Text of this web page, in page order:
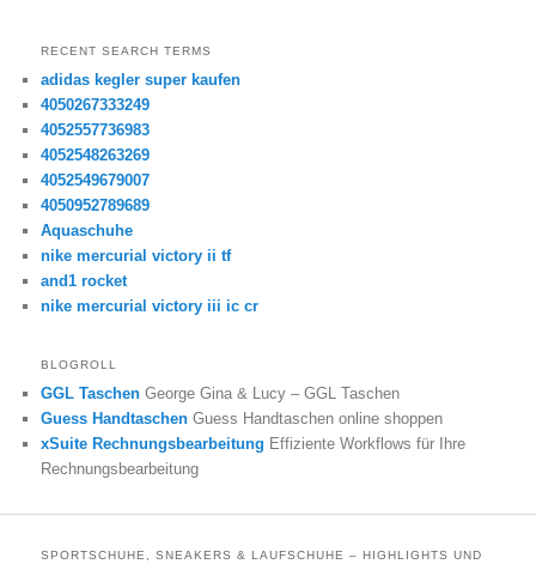
RECENT SEARCH TERMS
adidas kegler super kaufen
4050267333249
4052557736983
4052548263269
4052549679007
4050952789689
Aquaschuhe
nike mercurial victory ii tf
and1 rocket
nike mercurial victory iii ic cr
BLOGROLL
GGL Taschen George Gina & Lucy – GGL Taschen
Guess Handtaschen Guess Handtaschen online shoppen
xSuite Rechnungsbearbeitung Effiziente Workflows für Ihre
Rechnungsbearbeitung
SPORTSCHUHE, SNEAKERS & LAUFSCHUHE – HIGHLIGHTS UND